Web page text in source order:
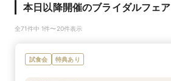
本日以降開催のブライダルフェア
全71件中 1件〜20件表示
試食会 特典あり